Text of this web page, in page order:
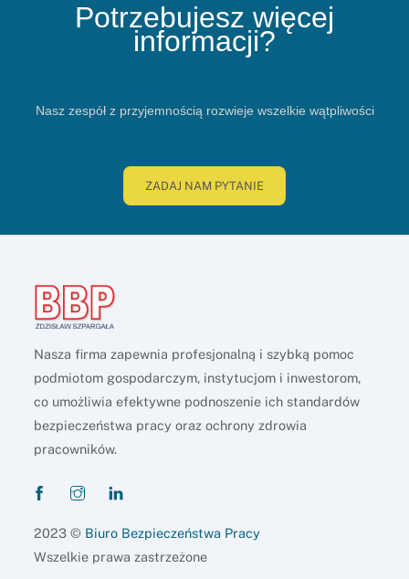
Potrzebujesz więcej
informacji?
Nasz zespół z przyjemnością rozwieje wszelkie wątpliwości
ZADAJ NAM PYTANIE
Nasza firma zapewnia profesjonalną i szybką pomoc
podmiotom gospodarczym, instytucjom i inwestorom,
co umożliwia efektywne podnoszenie ich standardów
bezpieczeństwa pracy oraz ochrony zdrowia
pracowników.
2023 © Biuro Bezpieczeństwa Pracy
Wszelkie prawa zastrzeżone